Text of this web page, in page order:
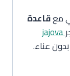
معقاعدة
jajova
عناء.